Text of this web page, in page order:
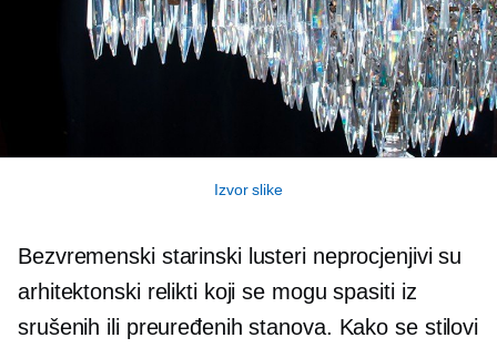
Izvor slike
Bezvremenski starinski lusteri neprocjenjivi su
arhitektonski relikti koji se mogu spasiti iz
srušenih ili preuređenih stanova. Kako se stilovi